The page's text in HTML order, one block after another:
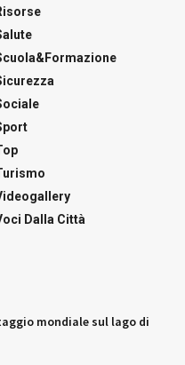
Dalla Città
mondiale sul lago di